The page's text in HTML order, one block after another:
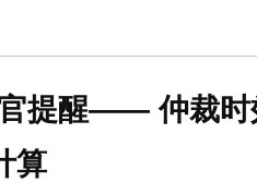
提醒—— 仲裁时
算